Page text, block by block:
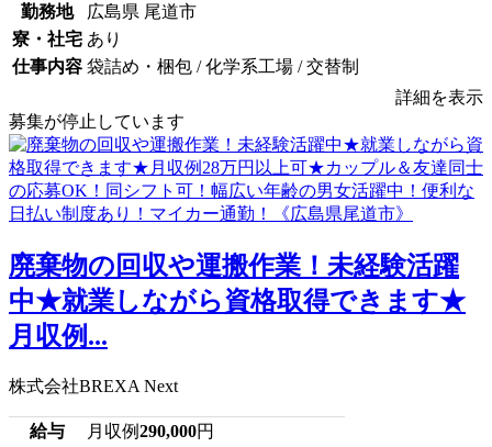
勤務地
広島県 尾道市
寮・社宅 あり
仕事内容 袋詰め・梱包 / 化学系工場 / 交替制
詳細を表示
募集が停止しています
廃棄物の回収や運搬作業！未経験活躍
中★就業しながら資格取得できます★
月収例...
株式会社BREXA Next
給与 月収例290,000円